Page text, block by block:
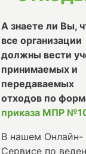
А знаете ли Вы,
все организации
должны вести
принимаемых и
передаваемых
отходов по
приказа МПР
В нашем Онлайн-
Сервисе по